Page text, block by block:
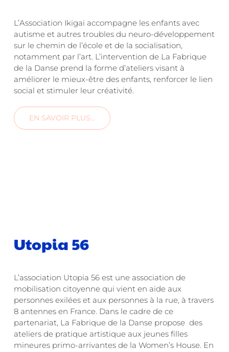
L’Association Ikigai accompagne les enfants avec
autisme et autres troubles du neuro-développement
sur le chemin de l’école et de la socialisation,
notamment par l’art. L’intervention de La Fabrique
de la Danse prend la forme d’ateliers visant à
améliorer le mieux-être des enfants, renforcer le lien
social et stimuler leur créativité.
EN SAVOIR PLUS…
Utopia 56
L’association Utopia 56 est une association de
mobilisation citoyenne qui vient en aide aux
personnes exilées et aux personnes à la rue, à travers
8 antennes en France. Dans le cadre de ce
partenariat, La Fabrique de la Danse propose des
ateliers de pratique artistique aux jeunes filles
mineures primo-arrivantes de la Women’s House. En